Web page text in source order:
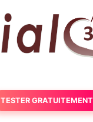
TESTER GRATUITEMENT